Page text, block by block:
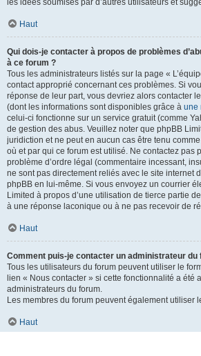
les idées soumises par d’autres utilisateurs et
Haut
Qui dois-je contacter à propos de problèmes
à ce forum ?
Tous les administrateurs listés sur la page «
contact approprié concernant ces problèmes. Si
réponse de leur part, vous devriez alors contacter
(dont les informations sont disponibles grâce à une
celui-ci fonctionne sur un service gratuit (comme
de gestion des abus. Veuillez noter que phpBB
juridiction et ne peut en aucun cas être tenu
où et par qui ce forum est utilisé. Ne contactez pas
problème d’ordre légal (commentaire incessant,
ne sont pas directement reliés avec le site internet
phpBB en lui-même. Si vous envoyez un courrier
Limited à propos d’une utilisation de tierce partie
à une réponse laconique ou à ne pas recevoir de
Haut
Comment puis-je contacter un administrateur du
Tous les utilisateurs du forum peuvent utiliser le
lien « Nous contacter » si cette fonctionnalité a été
administrateurs du forum.
Les membres du forum peuvent également utiliser
Haut